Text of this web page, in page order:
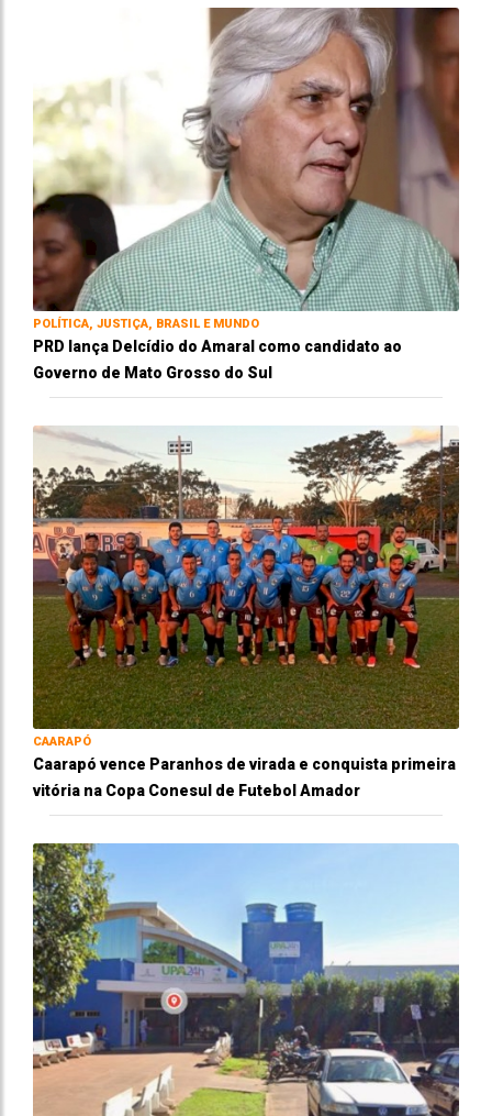
POLÍTICA, JUSTIÇA, BRASIL E MUNDO
PRD lança Delcídio do Amaral como candidato ao
Governo de Mato Grosso do Sul
CAARAPÓ
Caarapó vence Paranhos de virada e conquista primeira
vitória na Copa Conesul de Futebol Amador